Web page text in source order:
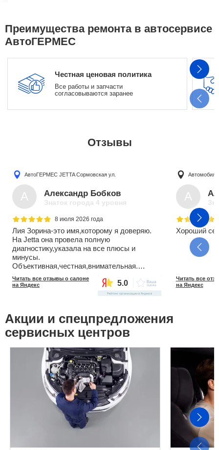
Преимущества ремонта в автосервисе
АвтоГЕРМЕС
Честная ценовая политика
Все работы и запчасти
согласовываются заранее
Отзывы
АвтоГЕРМЕС JETTAСормовская ул.
А Александр Бобков
Знаток города 4 уровня
8 июля 2026 года
Лия Зорина-это имя,которому я доверяю.
На Jetta она провела полную
диагностику,указала на все плюсы и
минусы.
Объективная,честная,внимательная.
Огромное спасибо за помощь!
Читать все отзывы о салоне
на Яндекс
5.0
А
Хороший
Читать все
на Яндекс
Акции и спецпредложения
сервисных центров